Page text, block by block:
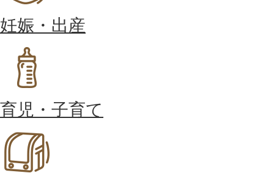
妊娠・出産
育児・子育て